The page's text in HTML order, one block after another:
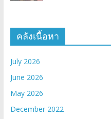
คลังเนื้อหา
July 2026
June 2026
May 2026
December 2022